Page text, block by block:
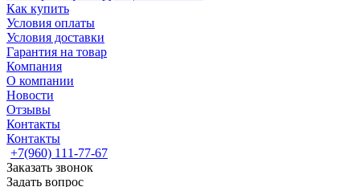
Как купить
Условия оплаты
Условия доставки
Гарантия на товар
Компания
О компании
Новости
Отзывы
Контакты
Контакты
+7(960) 111-77-67
Заказать звонок
Задать вопрос